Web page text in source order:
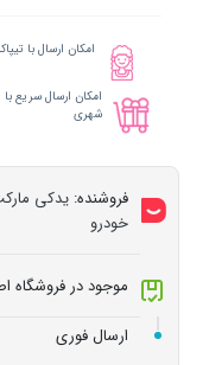
امکان ارسال با
امکان ارسال سریع
شهری
فروشنده: یدکی
خودرو
موجود در فروشگاه
ارسال فوری